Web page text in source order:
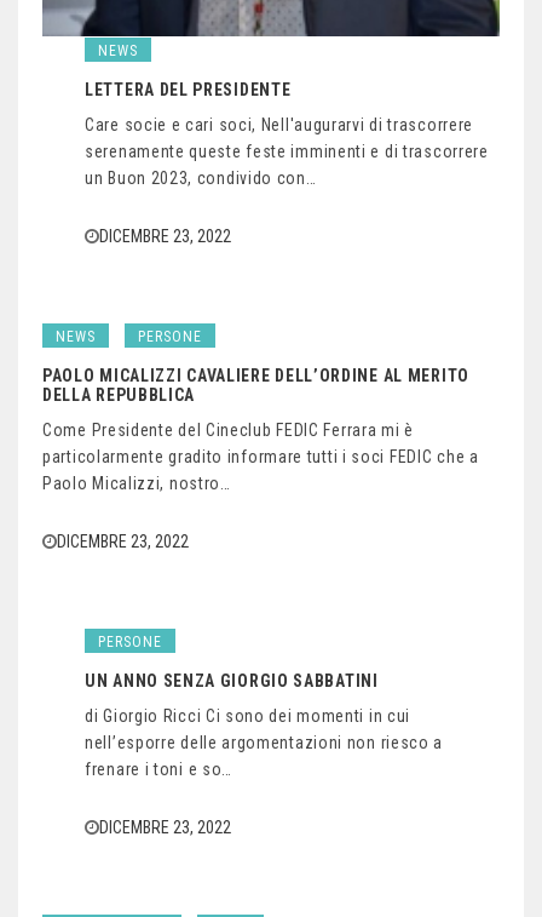
NEWS
LETTERA DEL PRESIDENTE
Care socie e cari soci, Nell'augurarvi di trascorrere
serenamente queste feste imminenti e di trascorrere
un Buon 2023, condivido con…
DICEMBRE 23, 2022
NEWS PERSONE
PAOLO MICALIZZI CAVALIERE DELL’ORDINE AL MERITO
DELLA REPUBBLICA
Come Presidente del Cineclub FEDIC Ferrara mi è
particolarmente gradito informare tutti i soci FEDIC che a
Paolo Micalizzi, nostro…
DICEMBRE 23, 2022
PERSONE
UN ANNO SENZA GIORGIO SABBATINI
di Giorgio Ricci Ci sono dei momenti in cui
nell’esporre delle argomentazioni non riesco a
frenare i toni e so…
DICEMBRE 23, 2022